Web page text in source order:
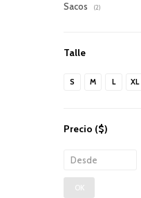
Sacos (2)
Talle
S M L XL
Precio ($)
OK